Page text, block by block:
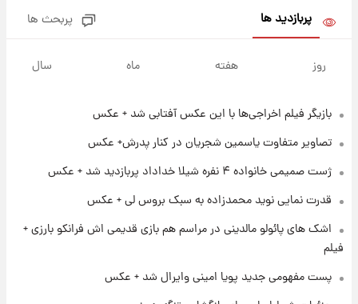
+ جدول
۱ روز پیش
نام خودرو، مبلغ پیش پرداخت و زمان تحویل |
سود مشارکت چند درصد است؟
زمان پخش «مرد سه هزار چهره» مشخص شد
کار استقلال و رامین رضاییان رسما تمام شد +
عکس / خداحافظی صمیمانه آبی ها با رامین!
پربازدید ها پربحث ها
روز هفته ماه سال
بازیگر فیلم اخراجی‌ها با این عکس آفتابی شد + عکس
تصاویر متفاوت یاسمین شجریان در کنار پدرش+ عکس
ژست صمیمی خانواده ۴ نفره شیلا خداداد پربازدید شد + عکس
قدرت نمایی نوید محمدزاده به سبک بروس لی + عکس
اشک های پائولو مالدینی در مراسم هم بازی قدیمی اش فرانکو بارزی +
فیلم
پست مفهومی جدید پویا امینی وایرال شد + عکس